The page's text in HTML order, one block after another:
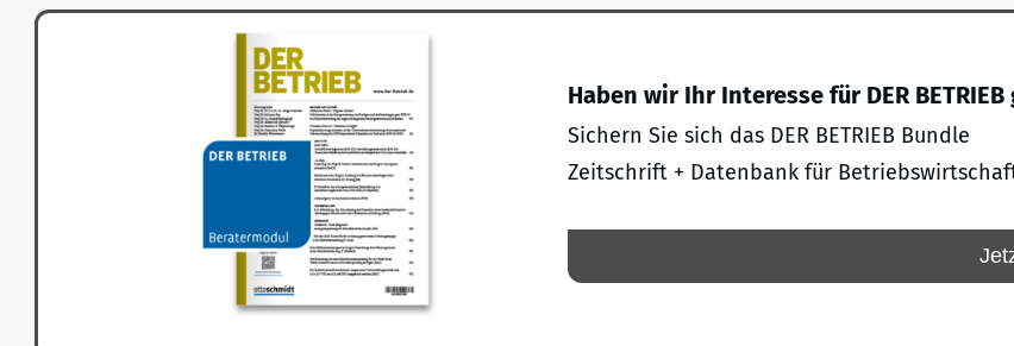
Haben wir Ihr Interesse für DER
Sichern Sie sich das DER BETRIEB Bundle
Zeitschrift + Datenbank für